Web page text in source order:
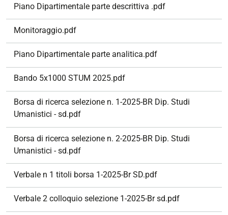
Piano Dipartimentale parte descrittiva .pdf
Monitoraggio.pdf
Piano Dipartimentale parte analitica.pdf
Bando 5x1000 STUM 2025.pdf
Borsa di ricerca selezione n. 1-2025-BR Dip. Studi
Umanistici - sd.pdf
Borsa di ricerca selezione n. 2-2025-BR Dip. Studi
Umanistici - sd.pdf
Verbale n 1 titoli borsa 1-2025-Br SD.pdf
Verbale 2 colloquio selezione 1-2025-Br sd.pdf